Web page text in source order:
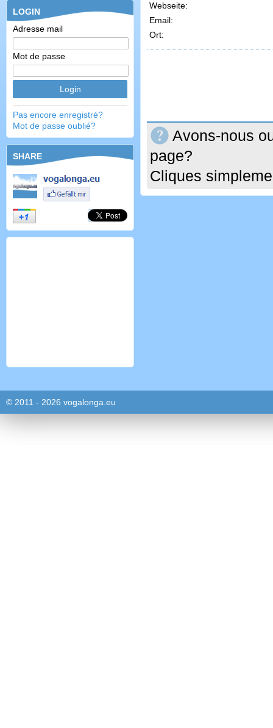
LOGIN
Adresse mail
Mot de passe
Pas encore enregistré?
Mot de passe oublié?
SHARE
Webseite:
Email:
Ort:
Avons-nous
page?
Cliques
© 2011 - 2026 vogalonga.eu